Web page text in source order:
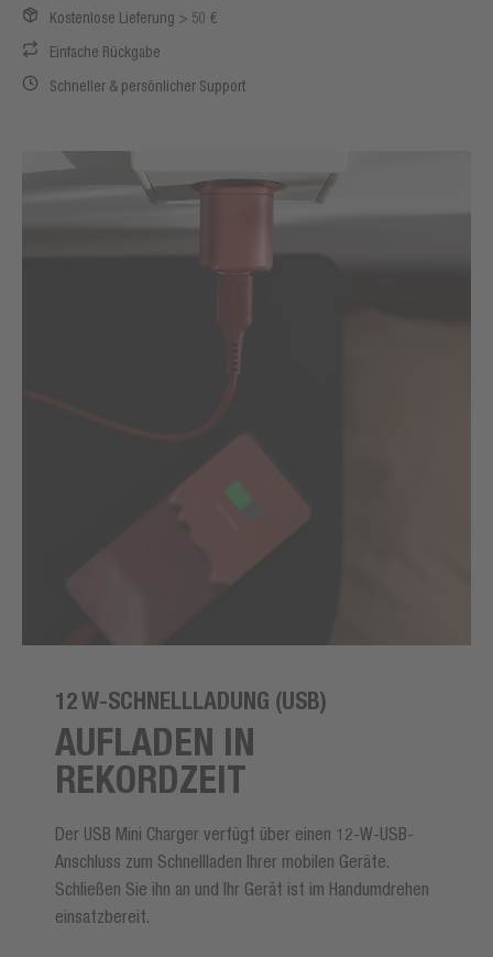
Kostenlose Lieferung > 50 €
Einfache Rückgabe
Schneller & persönlicher Support
12 W-SCHNELLLADUNG (USB)
AUFLADEN IN
REKORDZEIT
Der USB Mini Charger verfügt über einen 12-W-USB-
Anschluss zum Schnellladen Ihrer mobilen Geräte.
Schließen Sie ihn an und Ihr Gerät ist im Handumdrehen
einsatzbereit.